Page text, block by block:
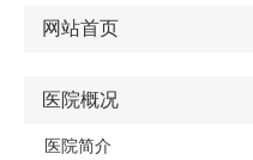
网站首页
医院概况
医院简介